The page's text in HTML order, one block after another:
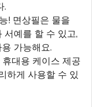
.
! 면상필은 물을
서예를 할 수 있고,
가능해요.
대용 케이스 제공
하게 사용할 수 있